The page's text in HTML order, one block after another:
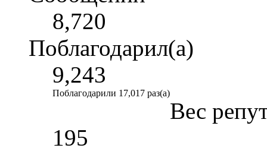
8,720
Поблагодарил(а)
9,243
Поблагодарили 17,017 раз(а)
Вес
195